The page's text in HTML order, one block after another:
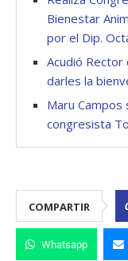
Bienestar
por el Dip.
Acudió Rector
darles la
Maru Campos
congresista
COMPARTIR
Whatsapp